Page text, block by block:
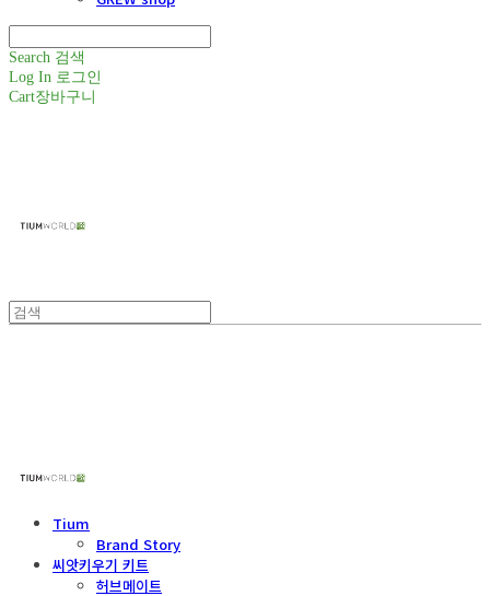
Search 검색
Log In 로그인
Cart장바구니
Tium
Brand Story
씨앗키우기 키트
허브메이트